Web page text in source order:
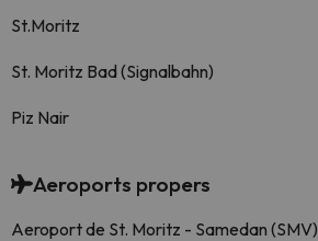
St.Moritz
St. Moritz Bad (Signalbahn)
Piz Nair
Aeroports propers
Aeroport de St. Moritz - Samedan (SMV)